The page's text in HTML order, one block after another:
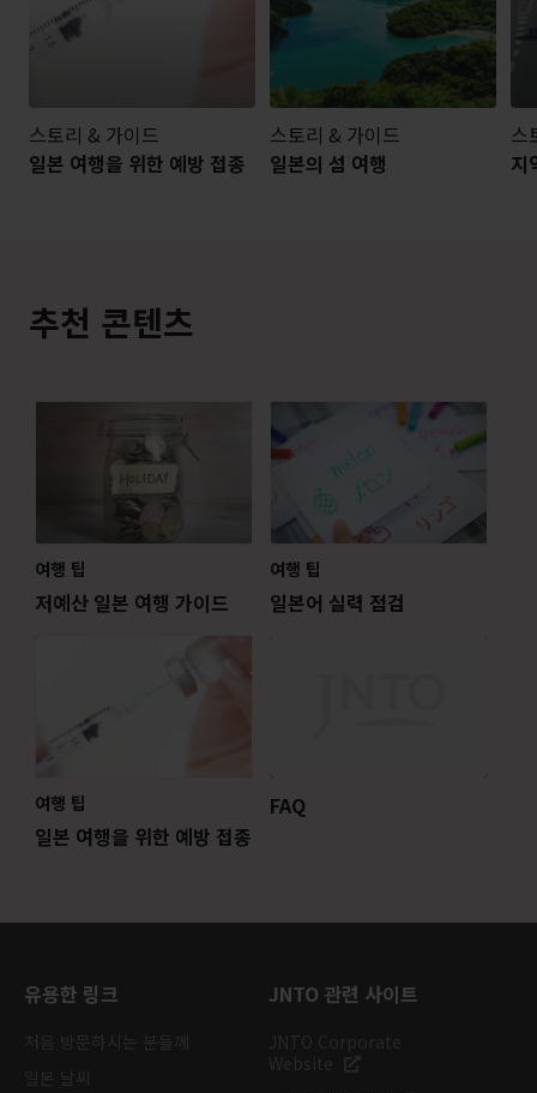
스토리 & 가이드
일본 여행을 위한 예방 접종
스토리 & 가이드
일본의 섬 여행
스
지
추천 콘텐츠
여행 팁
저예산 일본 여행 가이드
여행 팁
일본어 실력 점검
여행 팁
일본 여행을 위한 예방 접종
FAQ
유용한 링크 JNTO 관련 사이트